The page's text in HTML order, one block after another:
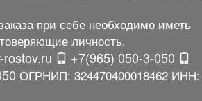
при себе необходимо иметь
личность.
+7(965) 050-3-050
ОГРНИП: 324470400018462 ИНН: